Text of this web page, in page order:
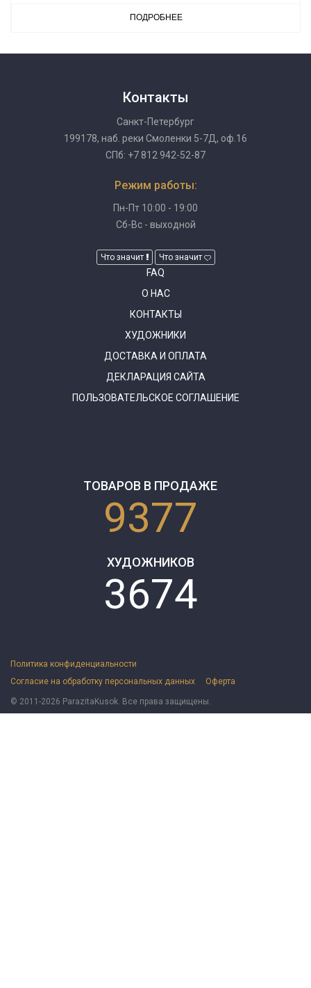
ПОДРОБНЕЕ
Контакты
Санкт-Петербург
199178, наб. реки Смоленки 5-7Д, оф.16
СПб: +7 812 942-52-87
Режим работы:
Пн-Пт 10:00 - 19:00
Сб-Вс - выходной
Что значит Что значит
FAQ
О НАС
КОНТАКТЫ
ХУДОЖНИКИ
ДОСТАВКА И ОПЛАТА
ДЕКЛАРАЦИЯ САЙТА
ПОЛЬЗОВАТЕЛЬСКОЕ СОГЛАШЕНИЕ
ТОВАРОВ В ПРОДАЖЕ
9377
ХУДОЖНИКОВ
3674
Политика конфиденциальности
Согласие на обработку персональных данных
Оферта
© 2011-2026 ParazitaKusok. Все права защищены.